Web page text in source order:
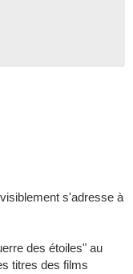
s'adresse à
des étoiles" au
titres des films